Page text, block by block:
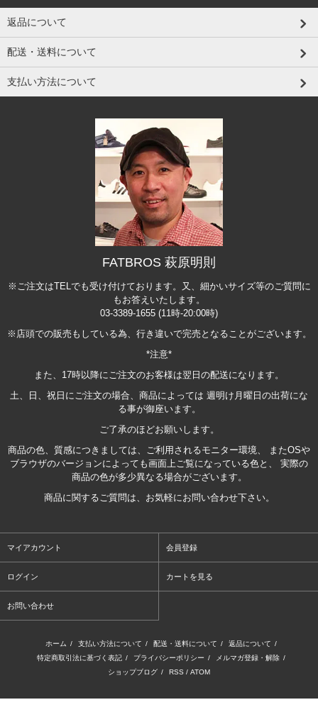
返品について
配送・送料について
支払い方法について
FATBROS 萩原明則
※ご注文はTELでも受け付けております。又、細かいサイズ等のご質問に
もお答えいたします。
03-3389-1655 (11時-20:00時)
※店頭での販売もしている為、行き違いで完売となることがございます。
*注意*
また、17時以降にご注文のお客様は翌日の配送になります。
土、日、祝日にご注文の場合、商品によっては 週明け月曜日の出荷にな
る事が御座います。
ご了承のほどお願いします。
商品の色、質感につきましては、ご利用されるモニター環境、 またOSや
ブラウザのバージョンによっても画面上ご覧になっている色と、 実際の
商品の色が多少異なる場合がございます。
商品に関するご質問は、お気軽にお問い合わせ下さい。
マイアカウント 会員登録
ログイン カートを見る
お問い合わせ
ホーム / 支払い方法について / 配送・送料について / 返品について /
特定商取引法に基づく表記 / プライバシーポリシー / メルマガ登録・解除 /
ショップブログ / RSS / ATOM